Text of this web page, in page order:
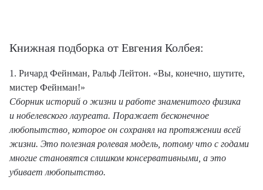
Книжная подборка от Евгения Колбея:
1. Ричард Фейнман, Ральф Лейтон. «Вы, конечно, шутите,
мистер Фейнман!»
Сборник историй о жизни и работе знаменитого физика
и нобелевского лауреата. Поражает бесконечное
любопытство, которое он сохранял на протяжении всей
жизни. Это полезная ролевая модель, потому что с годами
многие становятся слишком консервативными, а это
убивает любопытство.